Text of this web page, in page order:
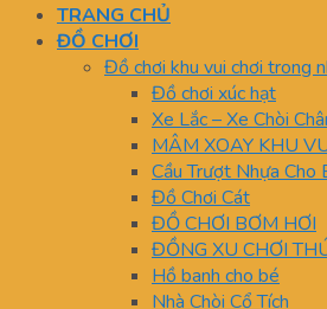
TRANG CHỦ
ĐỒ CHƠI
Đồ chơi khu vui chơi trong
Đồ chơi xúc hạt
Xe Lắc – Xe Chòi
MÂM XOAY KHU
Cầu Trượt Nhựa Cho
Đồ Chơi Cát
ĐỒ CHƠI BƠM HƠI
ĐỒNG XU CHƠI
Hồ banh cho bé
Nhà Chòi Cổ Tích